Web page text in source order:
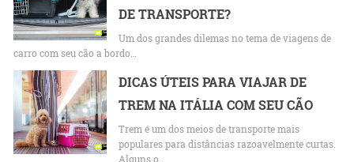
DE TRANSPORTE?
Um dos grandes dilemas no tema de viagens de
carro com seu cão a bordo…
DICAS ÚTEIS PARA VIAJAR DE
TREM NA ITÁLIA COM SEU CÃO
Trem é um dos meios de transporte mais
populares para distâncias razoavelmente curtas.
Alguns o…